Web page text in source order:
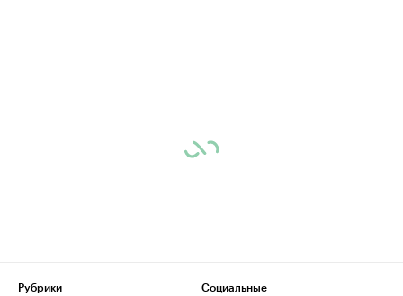
Рубрики
Социальные